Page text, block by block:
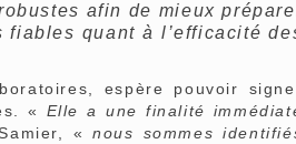
afin de mieux
quant à l’efficacité
espère pouvoir
« Elle a une finalité
«nous sommes